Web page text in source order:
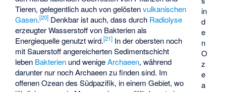
in
d
e
n
O
z
e
a
Tieren, gelegentlich auch von gelöstenvulkanischen
Gasen.[20] Denkbar ist auch, dass durch Radiolyse
erzeugter Wasserstoff von Bakterien als
Energiequelle genutzt wird.[21] In der obersten noch
mit Sauerstoff angereicherten Sedimentschicht
leben Bakterien und wenigeArchaeen, während
darunter nur noch Archaeen zu finden sind. Im
offenen Ozean des Südpazifik, in einem Gebiet, wo